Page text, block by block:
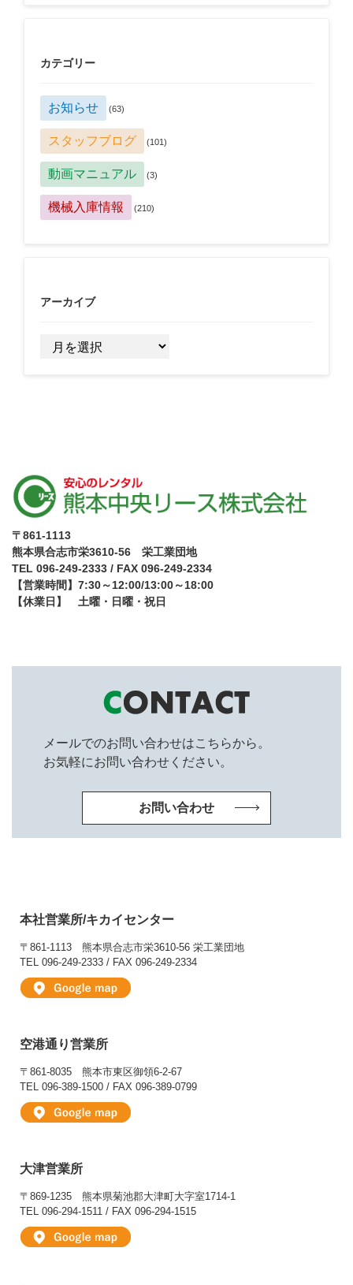
カテゴリー
お知らせ (63)
スタッフブログ (101)
動画マニュアル (3)
機械入庫情報 (210)
アーカイブ
〒861-1113
熊本県合志市栄3610-56 栄工業団地
TEL 096-249-2333 / FAX 096-249-2334
【営業時間】7:30～12:00/13:00～18:00
【休業日】 土曜・日曜・祝日
メールでのお問い合わせはこちらから。
お気軽にお問い合わせください。
お問い合わせ
本社営業所/キカイセンター
〒861-1113 熊本県合志市栄3610-56 栄工業団地
TEL 096-249-2333 / FAX 096-249-2334
空港通り営業所
〒861-8035 熊本市東区御領6-2-67
TEL 096-389-1500 / FAX 096-389-0799
大津営業所
〒869-1235 熊本県菊池郡大津町大字室1714-1
TEL 096-294-1511 / FAX 096-294-1515